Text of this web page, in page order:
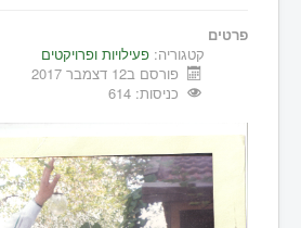
פרטים
קטגוריה: פעילויות ופרויקטים
פורסם ב12 דצמבר 2017
כניסות: 614